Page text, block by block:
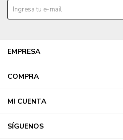
EMPRESA
COMPRA
MI CUENTA
SÍGUENOS